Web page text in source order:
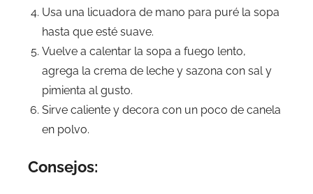
Usa una licuadora de mano para puré la sopa
hasta que esté suave.
Vuelve a calentar la sopa a fuego lento,
agrega la crema de leche y sazona con sal y
pimienta al gusto.
Sirve caliente y decora con un poco de canela
en polvo.
Consejos: